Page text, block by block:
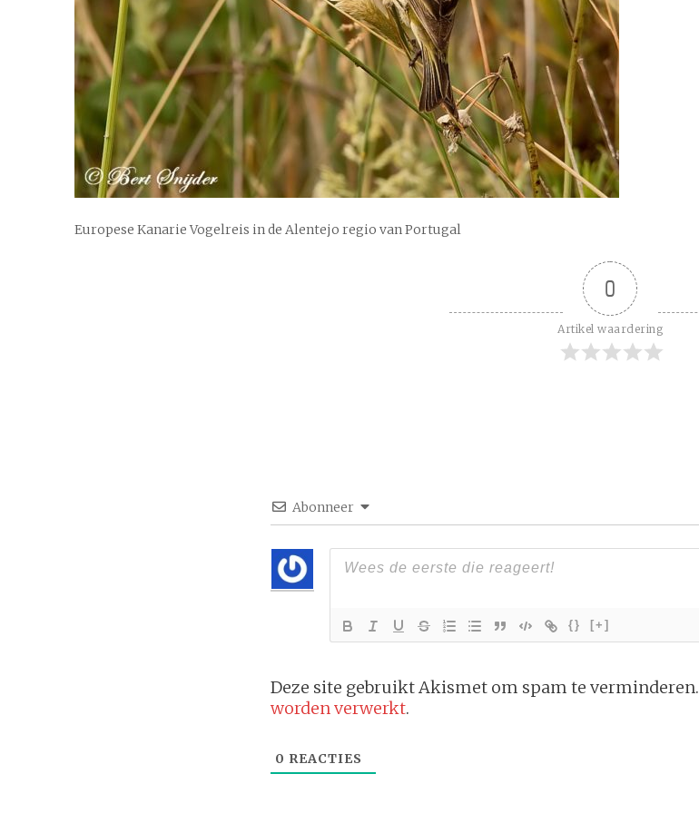
Europese Kanarie Vogelreis in de Alentejo regio van Portugal
0
Artikel waardering
Abonneer
{} [+]
Deze site gebruikt Akismet om spam te verminderen.
worden verwerkt.
0 REACTIES